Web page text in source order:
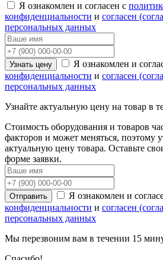
Я ознакомлен и согласен с
конфиденциальности и согласен
персональных данных
Узнать цену Я ознакомлен и
конфиденциальности и согласен
персональных данных
Узнайте актуальную цену на товар в
Стоимость оборудования и товаров
факторов и может меняться, поэтому
актуальную цену товара. Оставьте
форме заявки.
Отправить Я ознакомлен и
конфиденциальности и согласен
персональных данных
Мы перезвоним вам в течении 15